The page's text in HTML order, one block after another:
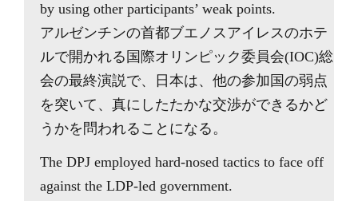
by using other participants’ weak points.
アルゼンチンの首都ブエノスアイレスのホテ
ルで開かれる国際オリンピック委員会(IOC)総
会の最終演説で、日本は、他の参加国の弱点
を突いて、真にしたたかな交渉ができるかど
うかを問われることになる。
The DPJ employed hard-nosed tactics to face off
against the LDP-led government.